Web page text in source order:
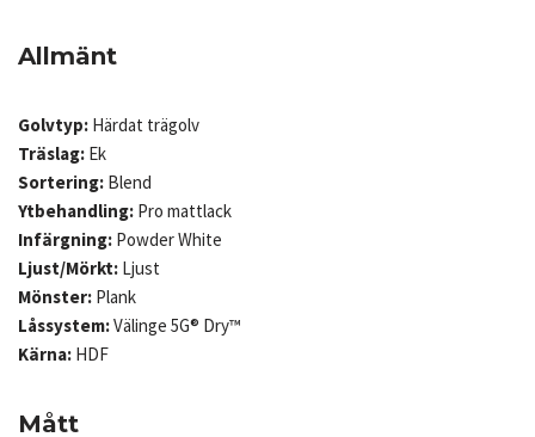
Allmänt
Golvtyp: Härdat trägolv
Träslag: Ek
Sortering: Blend
Ytbehandling: Pro mattlack
Infärgning: Powder White
Ljust/Mörkt: Ljust
Mönster: Plank
Låssystem:Välinge 5G® Dry™
Kärna: HDF
Mått